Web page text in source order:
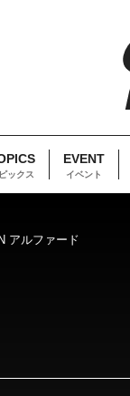
ックス
EVENT
イベント
アルファード